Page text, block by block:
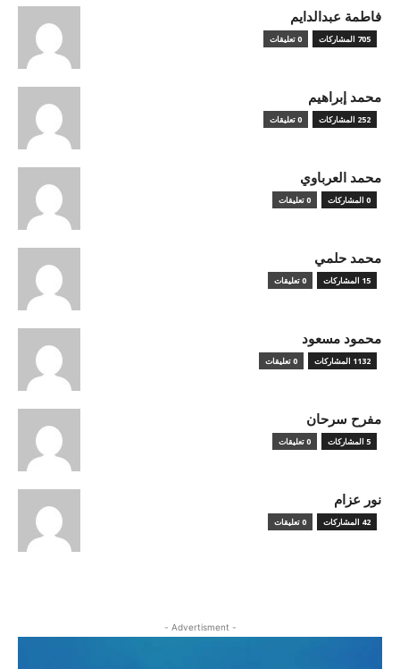
فاطمة عبدالدايم
705 المشاركات 0 تعليقات
محمد إبراهيم
252 المشاركات 0 تعليقات
محمد العرباوي
0 المشاركات 0 تعليقات
محمد حلمي
15 المشاركات 0 تعليقات
محمود مسعود
1132 المشاركات 0 تعليقات
مفرح سرحان
5 المشاركات 0 تعليقات
نور عزام
42 المشاركات 0 تعليقات
- Advertisment -